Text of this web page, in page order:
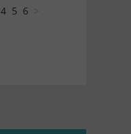
4 5 6